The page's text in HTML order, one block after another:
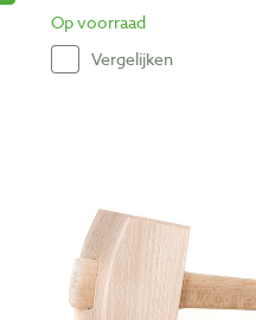
Op voorraad
Vergelijken